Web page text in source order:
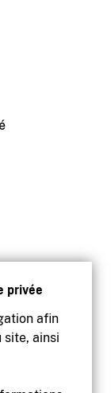
privée
afin
site, ainsi